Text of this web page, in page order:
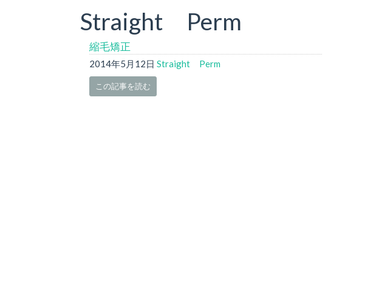
Straight Perm
縮毛矯正
2014年5月12日 Straight Perm
この記事を読む